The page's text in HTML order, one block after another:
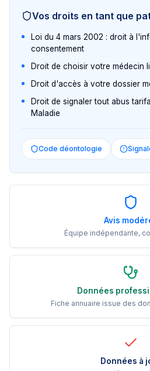
Vos droits en tant que
Loi du 4 mars 2002 : droit à
consentement
Droit de choisir votre médecin
Droit d'accès à votre dossier
Droit de signaler tout abus
Maladie
Code déontologie
Avis
Équipe indépendante,
Données
Fiche annuaire issue des
Données à